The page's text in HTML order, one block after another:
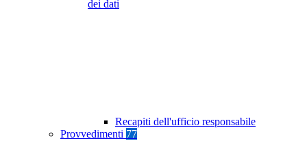
dei dati
Recapiti dell'ufficio responsabile
Provvedimenti 77